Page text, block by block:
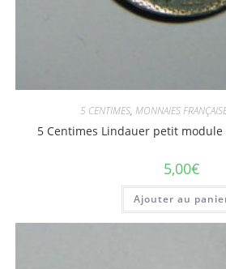
5 CENTIMES, MONNAIES
5 Centimes Lindauer petit module
5,00€
Ajouter au